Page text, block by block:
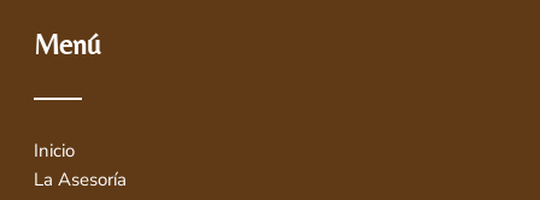
Menú
Inicio
La Asesoría